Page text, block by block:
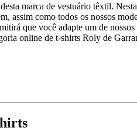
marca de vestuário têxtil.
assim como todos os nossos
que você adapte um de
online de t-shirts Roly de